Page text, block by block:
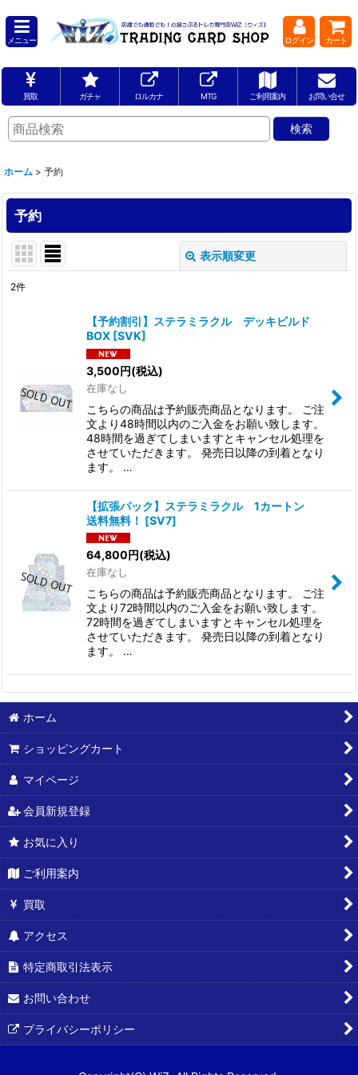
メニュー ログイン カート
買取 ガチャ ロルカナ MTG ご利用案内 お問い合せ
ホーム > 予約
予約
表示順変更
並び順:
絞り込む
2件
【予約割引】ステラミラクル デッキビルド
BOX [SVK]
3,500円(税込)
在庫なし
こちらの商品は予約販売商品となります。 ご注
文より48時間以内のご入金をお願い致します。
48時間を過ぎてしまいますとキャンセル処理を
させていただきます。 発売日以降の到着となり
ます。 …
【拡張パック】ステラミラクル 1カートン
送料無料！ [SV7]
64,800円(税込)
在庫なし
こちらの商品は予約販売商品となります。 ご注
文より72時間以内のご入金をお願い致します。
72時間を過ぎてしまいますとキャンセル処理を
させていただきます。 発売日以降の到着となり
ます。 …
ホーム
ショッピングカート
マイページ
会員新規登録
お気に入り
ご利用案内
買取
アクセス
特定商取引法表示
お問い合わせ
プライバシーポリシー